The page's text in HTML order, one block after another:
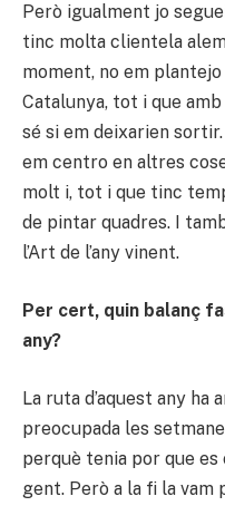
Però igualment jo
tinc molta clientela
moment, no em
Catalunya, tot i que
sé si em deixarien
em centro en altres
molt i, tot i que tinc
de pintar quadres. I
l’Art de l’any vinent.
Per cert, quin balanç
any?
La ruta d’aquest any ha
preocupada les
perquè tenia por que es
gent. Però a la fi la vam